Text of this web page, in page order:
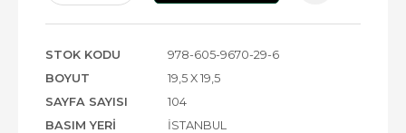
STOK KODU
978-605-9670-29-6
BOYUT
19,5 X 19,5
SAYFA SAYISI
104
BASIM YERI
İSTANBUL